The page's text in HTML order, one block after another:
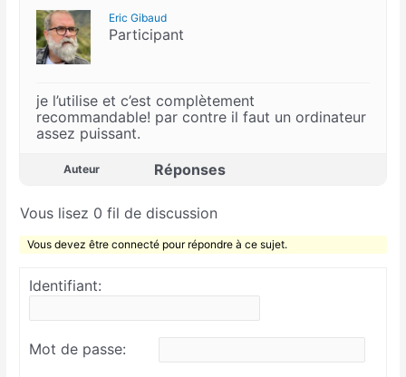
Eric Gibaud
Participant
je l’utilise et c’est complètement
recommandable! par contre il faut un ordinateur
assez puissant.
Auteur Réponses
Vous lisez 0 fil de discussion
Vous devez être connecté pour répondre à ce sujet.
Identifiant:
Mot de passe: